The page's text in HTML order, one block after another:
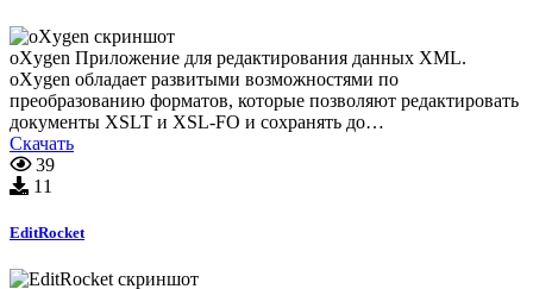
oXygen Приложение для редактирования данных XML.
oXygen обладает развитыми возможностями по
преобразованию форматов, которые позволяют редактировать
документы XSLT и XSL-FO и сохранять до…
Скачать
39
11
EditRocket